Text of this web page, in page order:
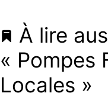
À lire
« Pompes
Locales »